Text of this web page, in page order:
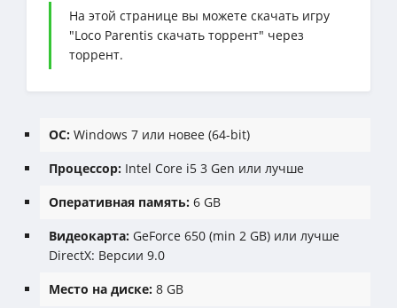
На этой странице вы можете скачать игру
"Loco Parentis скачать торрент" через
торрент.
ОС: Windows 7 или новее (64-bit)
Процессор: Intel Core i5 3 Gen или лучше
Оперативная память: 6 GB
Видеокарта: GeForce 650 (min 2 GB) или лучше
DirectX: Версии 9.0
Место на диске: 8 GB